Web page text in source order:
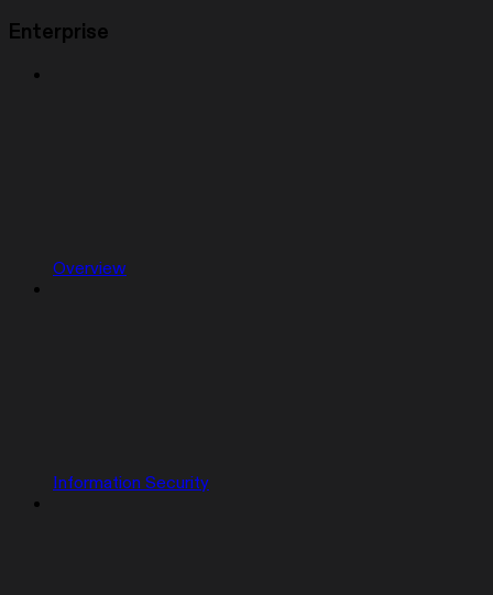
Enterprise
Overview
Information Security